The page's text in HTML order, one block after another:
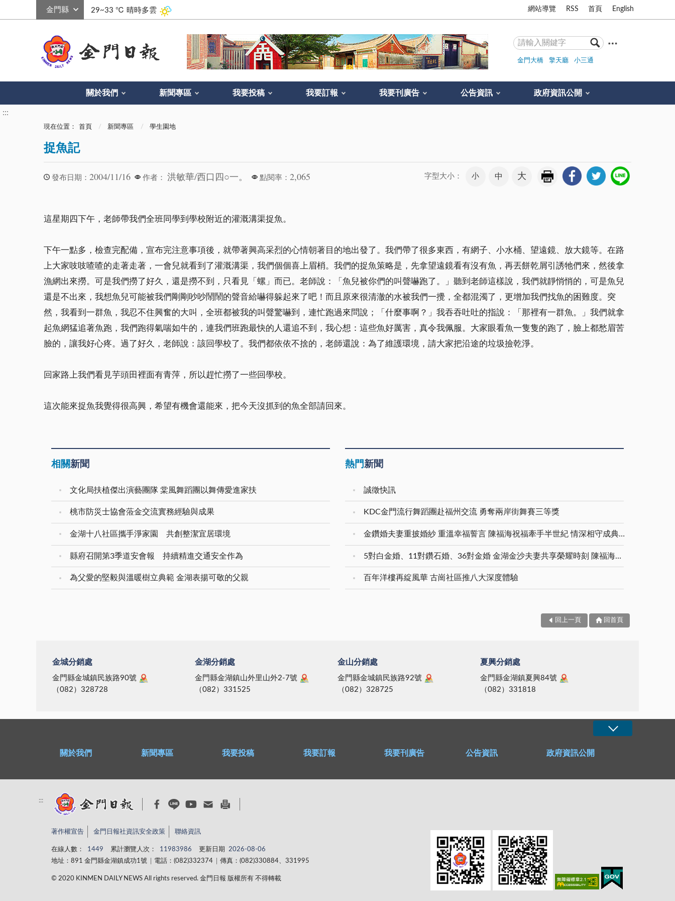
29~33 ℃ 晴時多雲 網站導覽 RSS 首頁 English
金門大橋 擎天廳 小三通
關於我們 新聞專區 我要投稿 我要訂報 我要刊廣告 公告資訊 政府資訊公開
:::
現在位置： 首頁 新聞專區 學生園地
捉魚記
發布日期： 2004/11/16 作者： 洪敏華/西口四○一。 點閱率： 2,065 字型大小： 小 中 大
這星期四下午，老師帶我們全班同學到學校附近的灌溉溝渠捉魚。
下午一點多，檢查完配備，宣布完注意事項後，就帶著興高采烈的心情朝著目的地出發了。我們帶了很多東西，有網子、小水桶、望遠鏡、放大鏡等。在路
上大家吱吱喳喳的走著走著，一會兒就看到了灌溉溝渠，我們個個喜上眉梢。我們的捉魚策略是，先拿望遠鏡看有沒有魚，再丟餅乾屑引誘牠們來，然後拿
漁網出來撈。可是我們撈了好久，還是撈不到，只看見「螺」而已。老師說：「魚兒被你們的叫聲嚇跑了。」聽到老師這樣說，我們就靜悄悄的，可是魚兒
還是不出來，我想魚兒可能被我們剛剛吵吵鬧鬧的聲音給嚇得躲起來了吧！而且原來很清澈的水被我們一攪，全都混濁了，更增加我們找魚的困難度。突
然，我看到一群魚，我忍不住興奮的大叫，全班都被我的叫聲驚嚇到，連忙跑過來問說；「什麼事啊？」我吞吞吐吐的指說：「那裡有一群魚。」我們就拿
起魚網猛追著魚跑，我們跑得氣喘如牛的，連我們班跑最快的人還追不到，我心想：這些魚好厲害，真令我佩服。大家眼看魚一隻隻的跑了，臉上都愁眉苦
臉的，讓我好心疼。過了好久，老師說：該回學校了。我們都依依不捨的，老師還說：為了維護環境，請大家把沿途的垃圾撿乾淨。
回家路上我們看見芋頭田裡面有青萍，所以趕忙撈了一些回學校。
這次能來捉魚我覺得很高興，希望有機會還能來，把今天沒抓到的魚全部請回來。
相關新聞
文化局扶植傑出演藝團隊 棠風舞蹈團以舞傳愛進家扶
桃市防災士協會蒞金交流實務經驗與成果
金湖十八社區攜手淨家園 共創整潔宜居環境
縣府召開第3季道安會報 持續精進交通安全作為
為父愛的堅毅與溫暖樹立典範 金湖表揚可敬的父親
熱門新聞
誠徵快訊
KDC金門流行舞蹈團赴福州交流 勇奪兩岸街舞賽三等獎
金鑽婚夫妻重披婚紗 重溫幸福誓言 陳福海祝福牽手半世紀 情深相守成典範
5對白金婚、11對鑽石婚、36對金婚 金湖金沙夫妻共享榮耀時刻 陳福海表揚金鑽婚夫妻 向半世紀相守家庭典範致敬
百年洋樓再綻風華 古崗社區推八大深度體驗
回上一頁 回首頁
金城分銷處
金門縣金城鎮民族路90號
（082）328728
金湖分銷處
金門縣金湖鎮山外里山外2-7號
（082）331525
金山分銷處
金門縣金城鎮民族路92號
（082）328725
夏興分銷處
金門縣金湖鎮夏興84號
（082）331818
關於我們 新聞專區 我要投稿 我要訂報 我要刊廣告 公告資訊 政府資訊公開
:::
著作權宣告 金門日報社資訊安全政策 聯絡資訊
在線人數： 1449 累計瀏覽人次： 11983986 更新日期
2026-08-06
地址：891 金門縣金湖鎮成功1號
電話：(082)332374 傳真：(082)330884、331995
© 2020 KINMEN DAILY NEWS All rights reserved. 金門日報 版權所有 不得轉載